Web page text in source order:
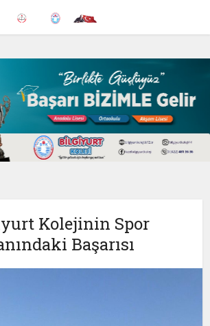
Kolejinin Spor
Başarısı